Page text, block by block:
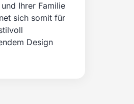
Ihrer Familie
sich somit für
Design